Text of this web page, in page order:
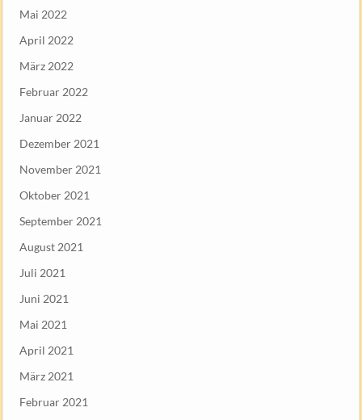
Mai 2022
April 2022
März 2022
Februar 2022
Januar 2022
Dezember 2021
November 2021
Oktober 2021
September 2021
August 2021
Juli 2021
Juni 2021
Mai 2021
April 2021
März 2021
Februar 2021